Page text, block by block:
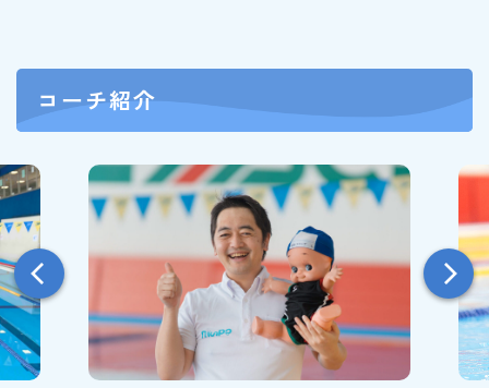
コーチ紹介